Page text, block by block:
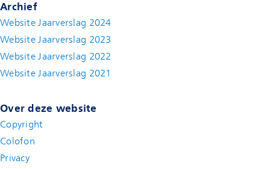
Archief
Website Jaarverslag 2024
Website Jaarverslag 2023
Website Jaarverslag 2022
Website Jaarverslag 2021
Over deze website
Copyright
Colofon
Privacy